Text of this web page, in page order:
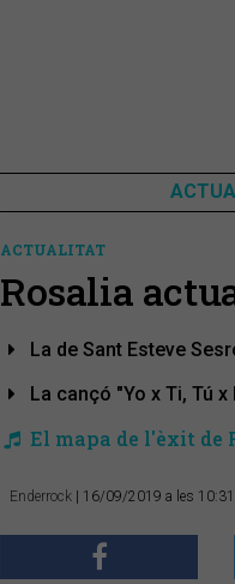
ACTUALITAT
Rosalia
La de Sant Esteve
La cançó "Yo x Ti, Tú
El mapa de l'èxit de
Enderrock | 16/09/2019 a les